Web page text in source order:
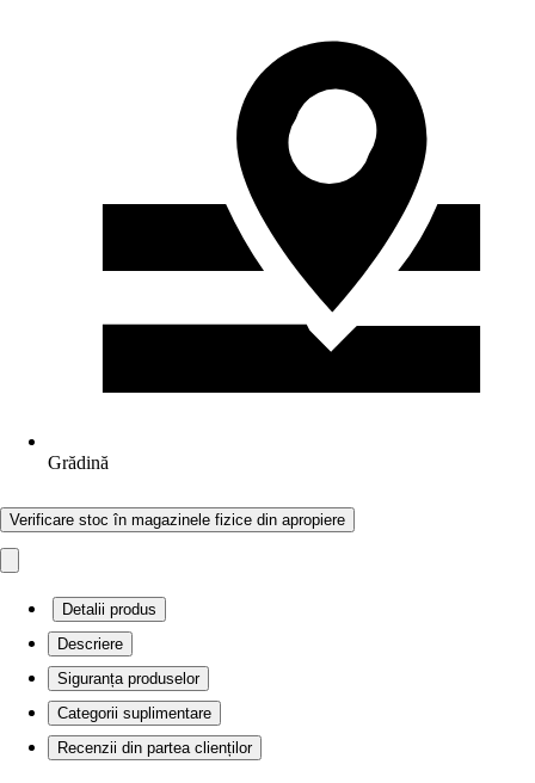
Grădină
Verificare stoc în magazinele fizice din apropiere
Detalii produs
Descriere
Siguranța produselor
Categorii suplimentare
Recenzii din partea clienților